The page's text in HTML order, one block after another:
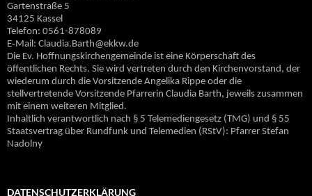
Gartenstraße 5
34125 Kassel
Telefon: 0561-878089
E‐Mail: Claudia.Barth@ekkw.de
Die Ev. Hoffnungskirchengemeinde ist eine Körperschaft des
öffentlichen Rechts. Sie wird vertreten durch den Kirchenvorstand, der
wiederum durch die Vorsitzende Angelika Rippe oder die
stellvertretende Vorsitzende Pfarrerin Claudia Barth, jeweils zusammen
mit einem weiteren Mitglied.
Inhaltlich verantwortlich nach § 5 Telemediengesetz (TMG) und § 55
Staatsvertrag über Rundfunk und Telemedien (RStV): Pfarrer Stefan
Nadolny
DATENSCHUTZERKLÄRUNG